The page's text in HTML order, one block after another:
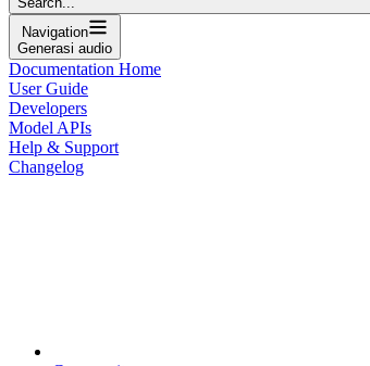
Navigation
Generasi audio
Documentation Home
User Guide
Developers
Model APIs
Help & Support
Changelog